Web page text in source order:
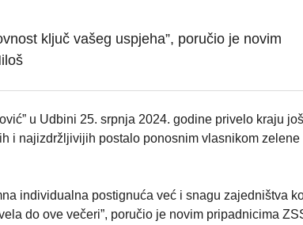
ključ vašeg uspjeha”, poručio je novim
u Udbini 25. srpnja 2024. godine privelo kraju
i najizdržljivijih postalo ponosnim vlasnikom zelene
individualna postignuća već i snagu zajedništva
do ove večeri”, poručio je novim pripadnicima